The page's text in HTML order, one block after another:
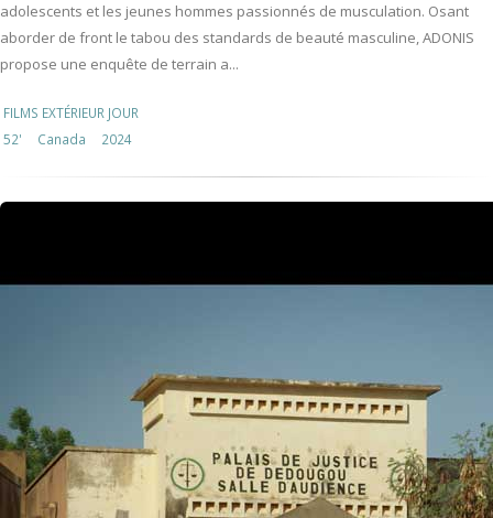
adolescents et les jeunes hommes passionnés de musculation. Osant
aborder de front le tabou des standards de beauté masculine, ADONIS
propose une enquête de terrain a...
FILMS EXTÉRIEUR JOUR
52'
Canada 2024